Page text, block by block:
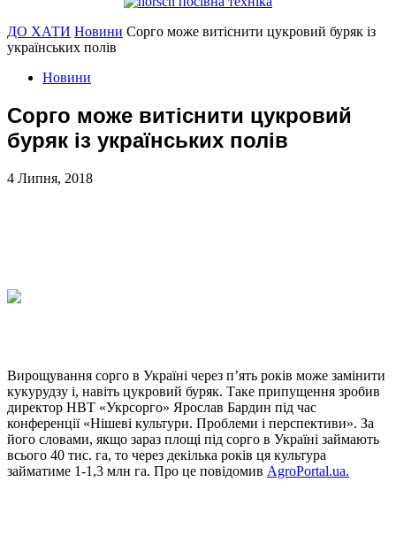
ДО ХАТИ Новини Сорго може витіснити цукровий буряк із
українських полів
Новини
Сорго може витіснити цукровий
буряк із українських полів
4 Липня, 2018
Вирощування сорго в Україні через п’ять років може замінити
кукурудзу і, навіть цукровий буряк. Таке припущення зробив
директор НВТ «Укрсорго» Ярослав Бардин під час
конференції «Нішеві культури. Проблеми і перспективи». За
його словами, якщо зараз площі під сорго в Україні займають
всього 40 тис. га, то через декілька років ця культура
займатиме 1-1,3 млн га. Про це повідомив AgroPortal.ua.